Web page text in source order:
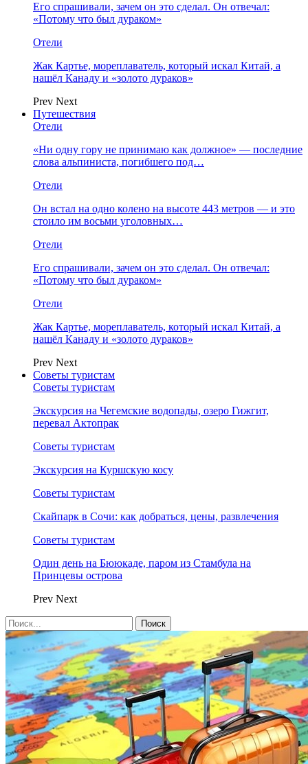
Его спрашивали, зачем он это сделал. Он отвечал:
«Потому что был дураком»
Отели
Жак Картье, мореплаватель, который искал Китай, а
нашёл Канаду и «золото дураков»
Prev Next
Путешествия
Отели
«Ни одну гору не принимаю как должное» — последние
слова альпиниста, погибшего под…
Отели
Он встал на одно колено на высоте 443 метров — и это
стоило им восьми уголовных…
Отели
Его спрашивали, зачем он это сделал. Он отвечал:
«Потому что был дураком»
Отели
Жак Картье, мореплаватель, который искал Китай, а
нашёл Канаду и «золото дураков»
Prev Next
Советы туристам
Советы туристам
Экскурсия на Чегемские водопады, озеро Гижгит,
перевал Актопрак
Советы туристам
Экскурсия на Куршскую косу
Советы туристам
Скайпарк в Сочи: как добраться, цены, развлечения
Советы туристам
Один день на Бююкаде, паром из Стамбула на
Принцевы острова
Prev Next